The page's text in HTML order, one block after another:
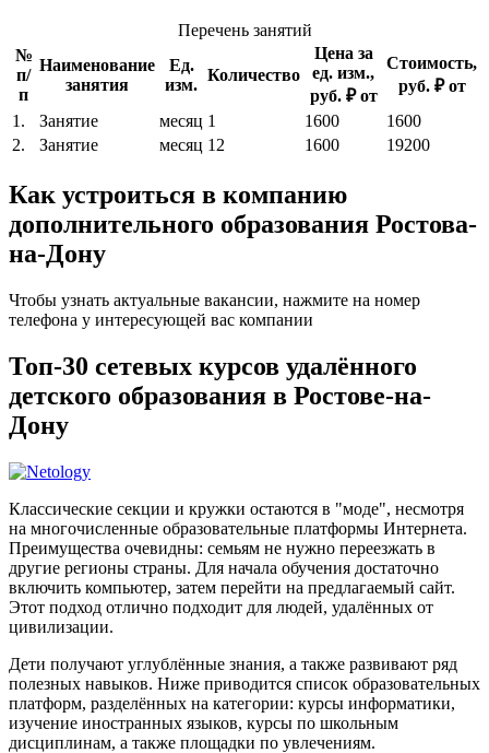
Перечень занятий
№
п/
п
Наименование
занятия
Ед.
изм.
Количество
Цена за
ед. изм.,
руб. ₽ от
Стоимость,
руб. ₽ от
1.
Занятие месяц 1 1600
1600
2.
Занятие месяц 12 1600 19200
Как устроиться в компанию
дополнительного образования Ростова-
на-Дону
Чтобы узнать актуальные вакансии, нажмите на номер
телефона у интересующей вас компании
Топ-30 сетевых курсов удалённого
детского образования в Ростове-на-
Дону
Классические секции и кружки остаются в "моде", несмотря
на многочисленные образовательные платформы Интернета.
Преимущества очевидны: семьям не нужно переезжать в
другие регионы страны. Для начала обучения достаточно
включить компьютер, затем перейти на предлагаемый сайт.
Этот подход отлично подходит для людей, удалённых от
цивилизации.
Дети получают углублённые знания, а также развивают ряд
полезных навыков. Ниже приводится список образовательных
платформ, разделённых на категории: курсы информатики,
изучение иностранных языков, курсы по школьным
дисциплинам, а также площадки по увлечениям.